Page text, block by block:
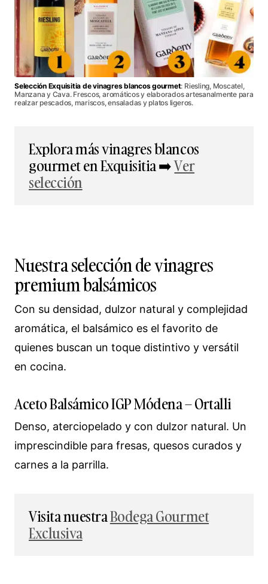
Selección Exquisitia de vinagres blancos gourmet: Riesling, Moscatel,
Manzana y Cava. Frescos, aromáticos y elaborados artesanalmente para
realzar pescados, mariscos, ensaladas y platos ligeros.
Explora más vinagres blancos
gourmet en Exquisitia ➡️Ver
selección
Nuestra selección de vinagres
premium balsámicos
Con su densidad, dulzor natural y complejidad
aromática, el balsámico es el favorito de
quienes buscan un toque distintivo y versátil
en cocina.
Aceto Balsámico IGP Módena – Ortalli
Denso, aterciopelado y con dulzor natural. Un
imprescindible para fresas, quesos curados y
carnes a la parrilla.
Visita nuestraBodega Gourmet
Exclusiva